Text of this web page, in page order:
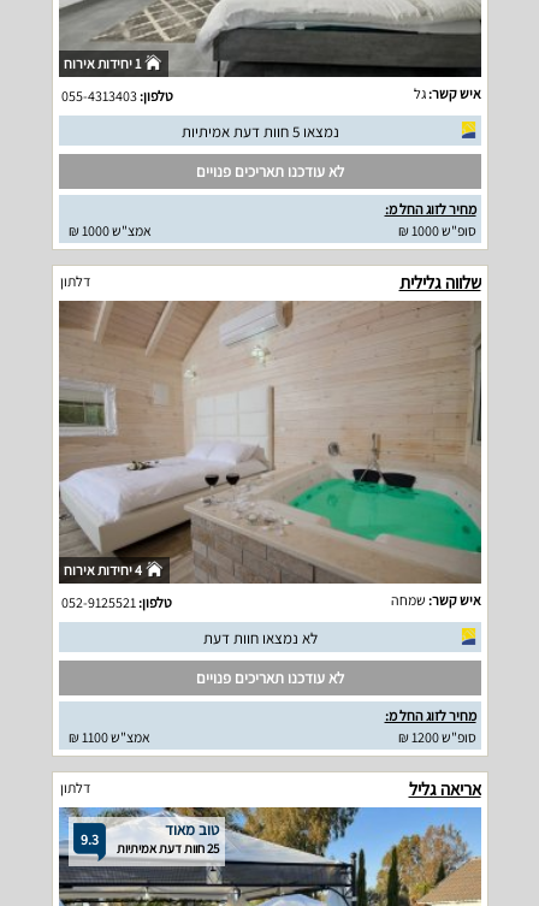
1 יחידות אירוח
איש קשר:גל טלפון:055-4313403
נמצאו 5 חוות דעת אמיתיות
לא עודכנו תאריכים פנויים
מחיר לזוג החל מ:
סופ"ש 1000 ₪
אמצ"ש 1000 ₪
שלווה גלילית דלתון
4 יחידות אירוח
איש קשר: שמחה טלפון:052-9125521
לא נמצאו חוות דעת
לא עודכנו תאריכים פנויים
מחיר לזוג החל מ:
סופ"ש 1200 ₪
אמצ"ש 1100 ₪
אריאה גליל דלתון
9.3 טוב מאוד
25 חוות דעת אמיתיות